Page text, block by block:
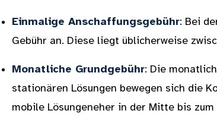
Einmalige Anschaffungsgebühr: Bei
Gebühr an. Diese liegt üblicherweise
Monatliche Grundgebühr: Die
stationären Lösungen bewegen sich die
mobile Lösungeneher in der Mitte bis